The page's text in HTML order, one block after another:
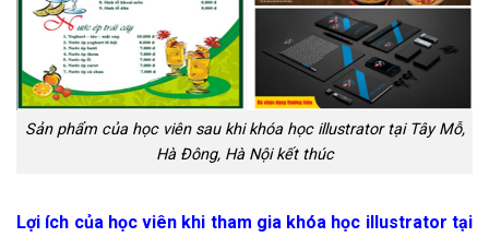
Sản phẩm của học viên sau khi khóa học illustrator tại Tây Mỗ,
Hà Đông, Hà Nội kết thúc
Lợi ích của học viên khi tham gia khóa học illustrator tại